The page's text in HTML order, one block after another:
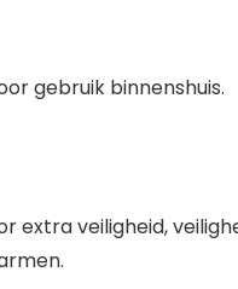
gebruik binnenshuis.
extra veiligheid,